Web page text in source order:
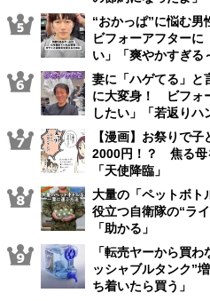
“おかっぱ”に悩む
ビフォーアフターに
い」「爽やかすぎる
妻に「ハゲてる」
に大変身！ ビフォ
したい」「若返りハ
【漫画】お祭りで
2000円！？ 焦る母
「天使降臨」
大量の「ペットボ
役立つ自衛隊の“ラ
「助かる」
「転売ヤーから買
ッシャブルタンク”
ち着いたら買う」